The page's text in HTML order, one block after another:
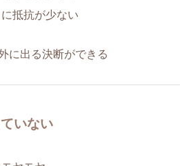
抵抗が少ない
に出る決断ができる
いない